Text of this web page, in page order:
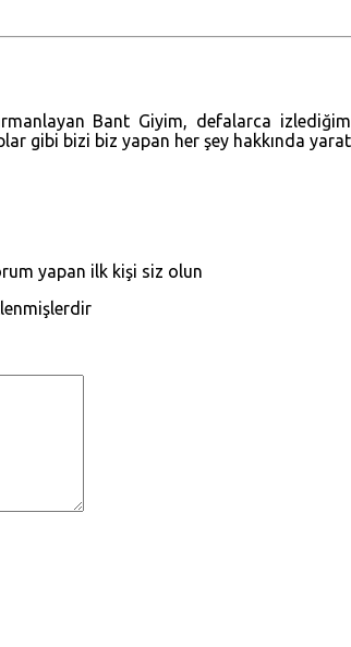
Bant Giyim, defalarca
gibi bizi biz yapan her şey hakkında
yapan ilk kişi siz olun